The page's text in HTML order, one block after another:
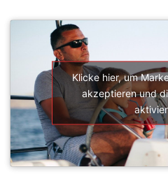
Klicke hier, um
akzeptieren und